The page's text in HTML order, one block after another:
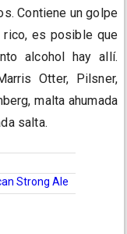
Contiene un golpe
rico, es posible que
alcohol hay allí.
Otter, Pilsner,
malta ahumada
salta.
Strong Ale